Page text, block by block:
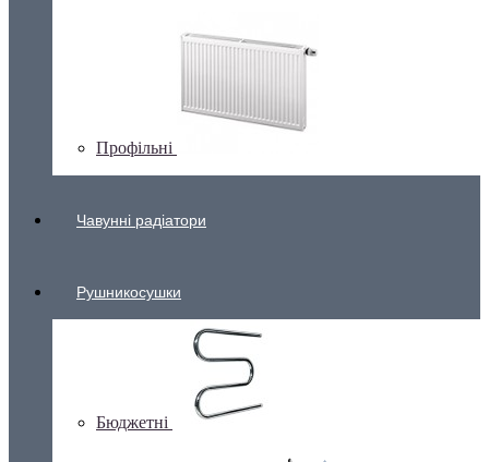
Профільні
Чавунні радіатори
Рушникосушки
Бюджетні